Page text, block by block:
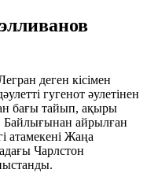
деген кісімен
гугенот әулетінен
бағы тайып, ақыры
Байлығынан айрылған
атамекені Жаңа
Чарлстон